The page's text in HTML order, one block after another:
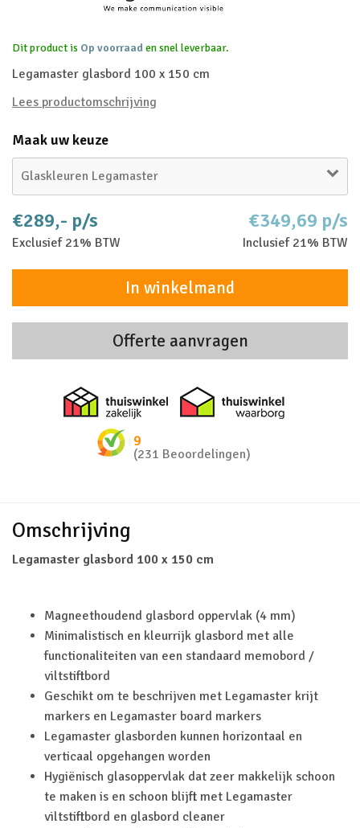
Dit product is Op voorraaden snel leverbaar.
Legamaster glasbord 100 x 150 cm
Lees productomschrijving
Maak uw keuze
Glaskleuren Legamaster
€289,- p/s
Exclusief 21% BTW
€349,69 p/s
Inclusief 21% BTW
In winkelmand
Offerte aanvragen
Thuiswinkel zakelijk
9
(231 Beoordelingen)
Omschrijving
Legamaster glasbord 100 x 150 cm
Magneethoudend glasbord oppervlak (4 mm)
Minimalistisch en kleurrijk glasbord met alle
functionaliteiten van een standaard memobord /
viltstiftbord
Geschikt om te beschrijven met Legamaster krijt
markers en Legamaster board markers
Legamaster glasborden kunnen horizontaal en
verticaal opgehangen worden
Hygiënisch glasoppervlak dat zeer makkelijk schoon
te maken is en schoon blijft met Legamaster
viltstiftbord en glasbord cleaner